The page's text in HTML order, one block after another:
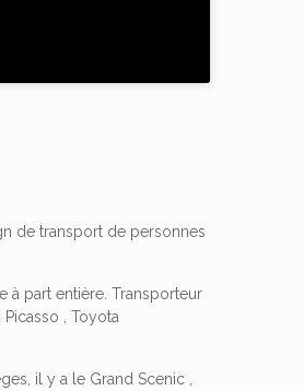
de transport de personnes
à part entière. Transporteur
, Toyota
il y a le Grand Scenic ,